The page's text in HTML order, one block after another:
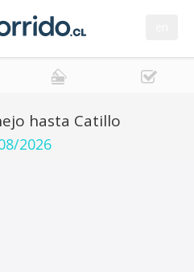
hasta Catillo
2026